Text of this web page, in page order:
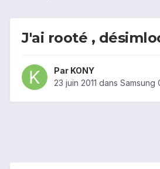
J'ai rooté ,
Par KONY
23 juin 2011 dans Samsung